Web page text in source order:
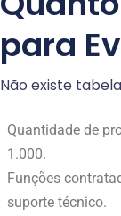
para
Não existe
Quantidade de
1.000.
Funções
suporte técnico.